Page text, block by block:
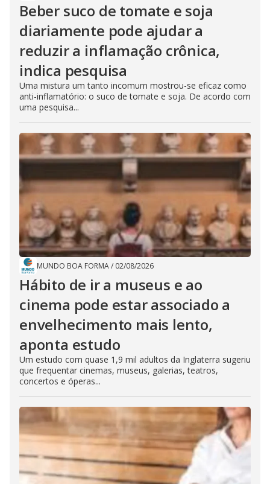
Beber suco de tomate e soja
diariamente pode ajudar a
reduzir a inflamação crônica,
indica pesquisa
Uma mistura um tanto incomum mostrou-se eficaz como
anti-inflamatório: o suco de tomate e soja. De acordo com
uma pesquisa...
MUNDO BOA FORMA/ 02/08/2026
Hábito de ir a museus e ao
cinema pode estar associado a
envelhecimento mais lento,
aponta estudo
Um estudo com quase 1,9 mil adultos da Inglaterra sugeriu
que frequentar cinemas, museus, galerias, teatros,
concertos e óperas...